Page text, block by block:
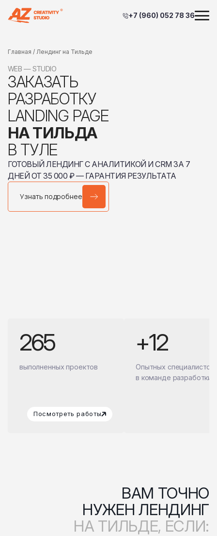
+7 (960) 052 78 36
Главная / Лендинг на Тильде
WEB — STUDIO
ЗАКАЗАТЬ
РАЗРАБОТКУ
LANDING PAGE
НА ТИЛЬДА
В ТУЛЕ
ГОТОВЫЙ ЛЕНДИНГ С АНАЛИТИКОЙ И CRM ЗА 7
ДНЕЙ ОТ 35 000 ₽ — ГАРАНТИЯ РЕЗУЛЬТАТА
Узнать подробнее
265
выполненных проектов
Посмотреть работы
+12
Опытных специалистов
в команде разработки
ВАМ ТОЧНО
НУЖЕН ЛЕНДИНГ
НА ТИЛЬДЕ, ЕСЛИ: